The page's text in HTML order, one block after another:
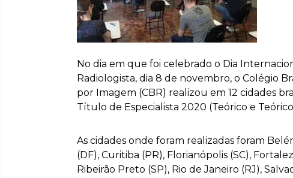
No dia em que foi celebrado o Dia
Radiologista, dia 8 de novembro, o Colégio
por Imagem (CBR) realizou em 12 cidades
Título de Especialista 2020 (Teórico e
As cidades onde foram realizadas foram
(DF), Curitiba (PR), Florianópolis (SC),
Ribeirão Preto (SP), Rio de Janeiro (RJ),